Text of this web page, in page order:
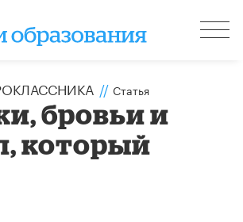
// Статья
бровьи и
который